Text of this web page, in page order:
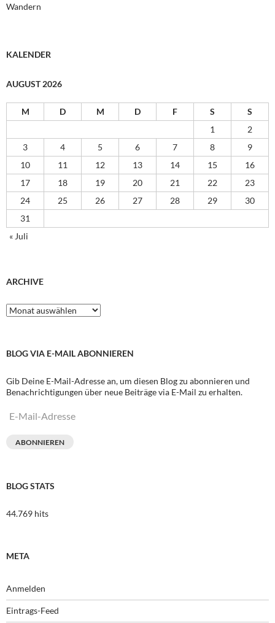
Wandern
KALENDER
AUGUST 2026
M D M D F S
S
1
2
3
4 5 6 7 8
9
10
11 12 13 14 15
16
17
18 19 20 21 22
23
24
25 26 27 28 29
30
31
« Juli
ARCHIVE
Archive
BLOG VIA E-MAIL ABONNIEREN
Gib Deine E-Mail-Adresse an, um diesen Blog zu abonnieren und
Benachrichtigungen über neue Beiträge via E-Mail zu erhalten.
E-
ABONNIEREN
BLOG STATS
44.769 hits
META
Anmelden
Eintrags-Feed